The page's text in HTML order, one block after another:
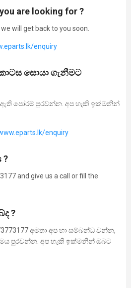
are looking for ?
will get back to you soon.
eparts.lk/enquiry
සොයා ගැනීමට
පෝරම පුරවන්න. අප හැකි ඉක්මනින්
eparts.lk/enquiry
?
and give us a call or fill the
?
අමතා අප හා සම්බන්ධ වන්න,
පුරවන්න. අප හැකි ඉක්මනින් ඔබට